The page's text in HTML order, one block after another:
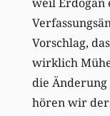
Vorschlag,
wirklich
die Änderung
hören wir